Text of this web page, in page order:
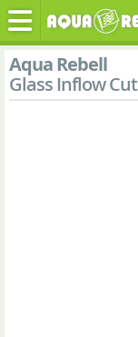
Aqua Rebell
Glass Inflow Cut